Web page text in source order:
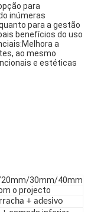
para
inúmeras
para a gestão
benefícios do uso
a
ao mesmo
e estéticas
30mm/40mm
o projecto
+ adesivo